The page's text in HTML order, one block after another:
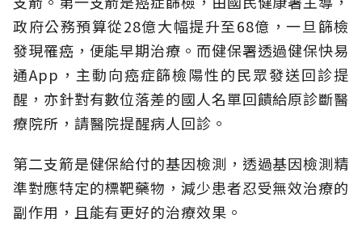
政府公務預算從28億大幅提升至68億，一旦篩檢
發現罹癌，便能早期治療。而健保署透過健保快易
通App，主動向癌症篩檢陽性的民眾發送回診提
醒，亦針對有數位落差的國人名單回饋給原診斷醫
療院所，請醫院提醒病人回診。
第二支箭是健保給付的基因檢測，透過基因檢測精
準對應特定的標靶藥物，減少患者忍受無效治療的
副作用，且能有更好的治療效果。